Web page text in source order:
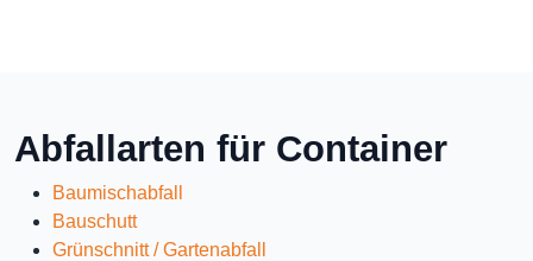
Abfallarten für Container
Baumischabfall
Bauschutt
Grünschnitt / Gartenabfall